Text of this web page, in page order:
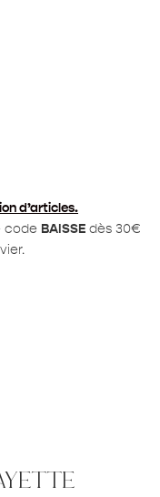
d’articles.
code BAISSEdès 30€